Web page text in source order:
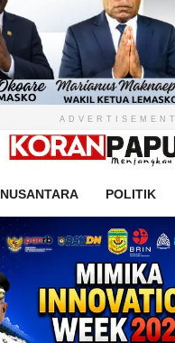
ADVERTISEMENT
NUSANTARA POLITIK